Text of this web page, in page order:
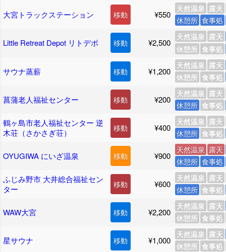
大宮トラックステーション 移動 ¥550
天然温泉 露天
休憩所 食事処
Little Retreat Depot リトデポ 移動 ¥2,500
天然温泉 露天
休憩所 食事処
サウナ蒸薪 移動 ¥1,200
天然温泉 露天
休憩所 食事処
菖蒲老人福祉センター 移動 ¥200
天然温泉 露天
休憩所 食事処
鶴ヶ島市老人福祉センター 逆
木荘（さかさぎ荘）
移動 ¥400
天然温泉 露天
休憩所 食事処
OYUGIWA にいざ温泉 移動 ¥900
天然温泉 露天
休憩所 食事処
ふじみ野市 大井総合福祉セン
ター
移動 ¥600
天然温泉 露天
休憩所 食事処
WAW大宮 移動 ¥2,200
天然温泉 露天
休憩所 食事処
星サウナ 移動 ¥1,000
天然温泉 露天
休憩所 食事処